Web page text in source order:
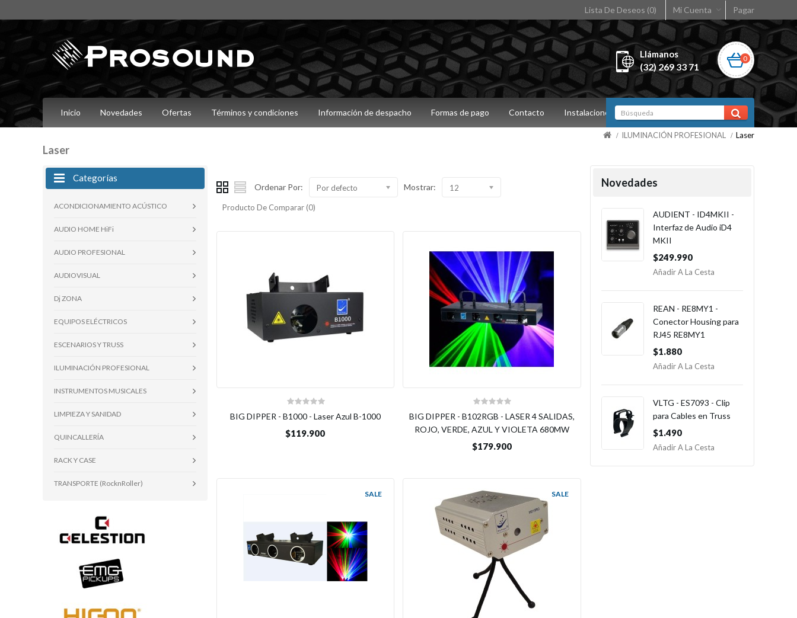
Lista De Deseos (0) Mi Cuenta Pagar
Llámanos
(32) 269 33 71
0
Inicio Novedades Ofertas Términos y condiciones Información de despacho Formas de pago Contacto Instalaciones
Laser
ILUMINACIÓN PROFESIONAL Laser
Categorías
ACONDICIONAMIENTO ACÚSTICO
AUDIO HOME HiFi
AUDIO PROFESIONAL
AUDIOVISUAL
Dj ZONA
EQUIPOS ELÉCTRICOS
ESCENARIOS Y TRUSS
ILUMINACIÓN PROFESIONAL
INSTRUMENTOS MUSICALES
LIMPIEZA Y SANIDAD
QUINCALLERÍA
RACK Y CASE
TRANSPORTE (RocknRoller)
Ordenar Por: Por defecto Mostrar: 12
Producto De Comparar (0)
BIG DIPPER - B1000 - Laser Azul B-1000
$119.900
BIG DIPPER - B102RGB - LASER 4 SALIDAS,
ROJO, VERDE, AZUL Y VIOLETA 680MW
$179.900
SALE SALE
Novedades
AUDIENT - ID4MKII -
Interfaz de Audio iD4
MKII
$249.990
Añadir A La Cesta
REAN - RE8MY1 -
Conector Housing para
RJ45 RE8MY1
$1.880
Añadir A La Cesta
VLTG - ES7093 - Clip
para Cables en Truss
$1.490
Añadir A La Cesta